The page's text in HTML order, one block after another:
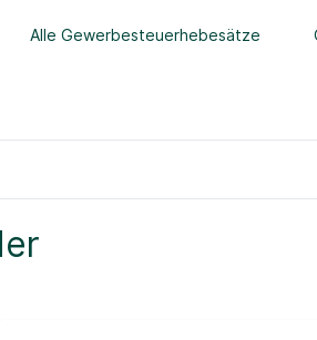
Alle Gewerbesteuerhebesätze